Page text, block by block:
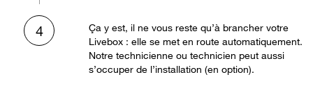
4
Ça y est, il ne vous reste qu’à brancher votre
Livebox : elle se met en route automatiquement.
Notre technicienne ou technicien peut aussi
s’occuper de l’installation (en option).